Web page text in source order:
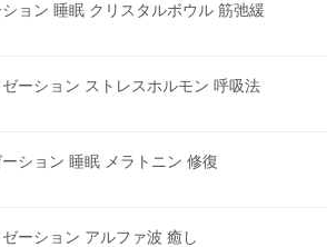
ョン 睡眠 クリスタルボウル 筋弛緩
ーション ストレスホルモン 呼吸法
ーション 睡眠 メラトニン 修復
ーション アルファ波 癒し